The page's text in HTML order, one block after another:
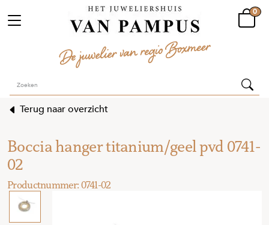
0
Terug naar overzicht
Boccia hanger titanium/geel pvd 0741-
02